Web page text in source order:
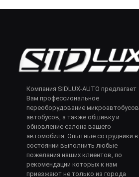
Компания SIDLUX-AUTO предлагает
Вам профессиональное
переоборудование микроавтобусов,
автобусов, а также обшивку и
обновление салона вашего
автомобиля. Опытные сотрудники в
состоянии выполнить любые
пожелания наших клиентов, по
рекомендации которых к нам
приезжают не только из города